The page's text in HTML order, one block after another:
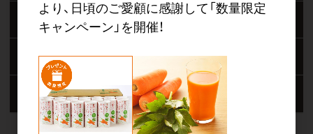
目的別
商品選びのヒント
★購入特典あり★
class A オリジナル商品
より、日頃のご愛顧に感謝して「数量限定
キャンペーン」を開催！